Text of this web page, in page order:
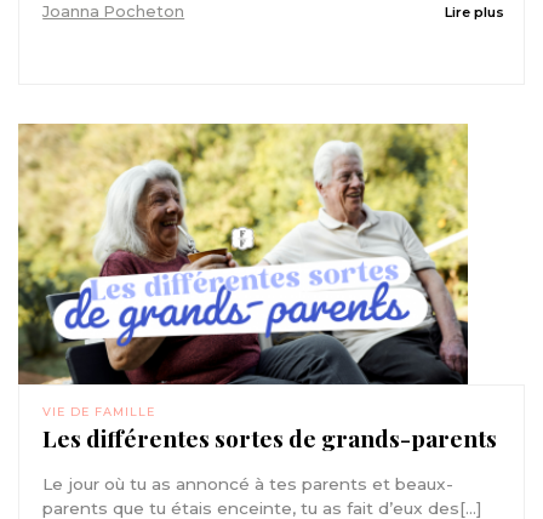
Joanna Pocheton Lire plus
VIE DE FAMILLE
Les différentes sortes de grands-parents
Le jour où tu as annoncé à tes parents et beaux-
parents que tu étais enceinte, tu as fait d’eux des[...]